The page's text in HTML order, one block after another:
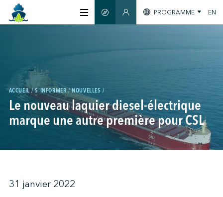
CERTIFICATION
MEMBRES
GREENTECH
S'INFORMER
GUIDE INTELLIGENT
SECTION MEMBRES
PROGRAMME EN
ACCUEIL S'INFORMER NOUVELLES
Le nouveau laquier diesel-électrique
marque une autre première pour CSL
31 janvier 2022